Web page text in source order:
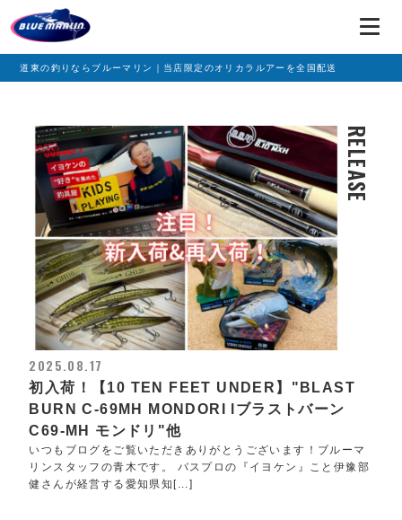
道東の釣りならブルーマリン｜当店限定のオリカラルアーを全国配送
RELEASE
2025.08.17
初入荷！【10 TEN FEET UNDER】"BLAST
BURN C-69MH MONDORI lブラストバーン
C69-MH モンドリ"他
いつもブログをご覧いただきありがとうございます！ブルーマ
リンスタッフの青木です。 バスプロの『イヨケン』こと伊豫部
健さんが経営する愛知県知[...]